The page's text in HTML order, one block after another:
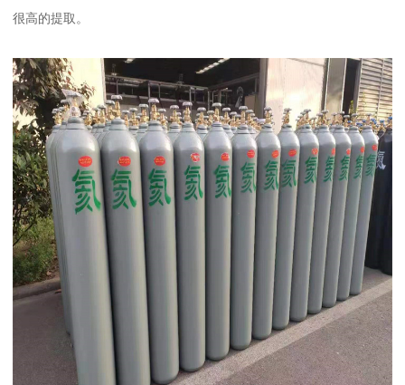
很高的提取。